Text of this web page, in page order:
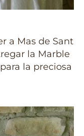
a Mas de Sant
la Marble
la preciosa